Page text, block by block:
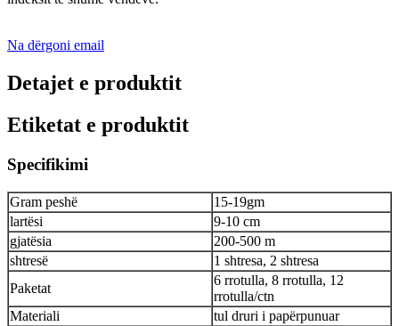
Na dërgoni email
Detajet e produktit
Etiketat e produktit
Specifikimi
Gram peshë
15-19gm
lartësi
9-10 cm
gjatësia
200-500 m
shtresë
1 shtresa, 2 shtresa
Paketat
6 rrotulla, 8 rrotulla, 12
rrotulla/ctn
Materiali
tul druri i papërpunuar